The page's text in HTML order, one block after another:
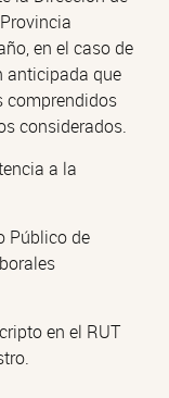
en el caso de
anticipada que
comprendidos
considerados.
a la
Público de
en el RUT